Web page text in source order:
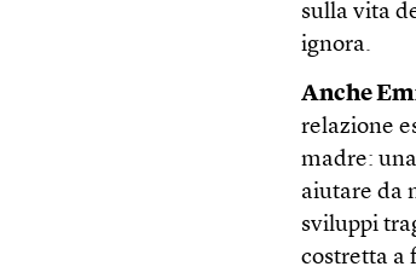
sulla vita
ignora.
Anche
relazione
madre:
aiutare da
sviluppi
costretta a